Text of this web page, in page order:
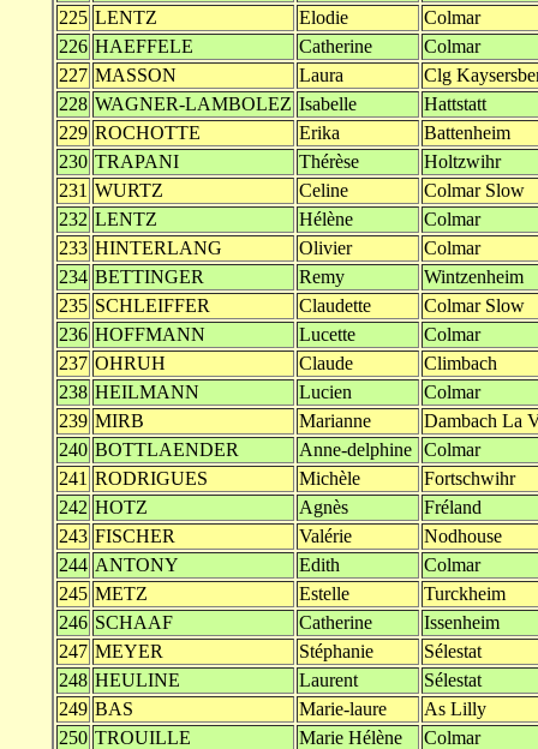
225 LENTZ Elodie
Colmar
226 HAEFFELE Catherine
Colmar
227 MASSON Laura
Clg
228 WAGNER-LAMBOLEZ Isabelle
Hattstatt
229 ROCHOTTE Erika
Battenheim
230 TRAPANI Thérèse
Holtzwihr
231 WURTZ Celine
Colmar Slow
232 LENTZ Hélène
Colmar
233 HINTERLANG Olivier
Colmar
234 BETTINGER Remy
Wintzenheim
235 SCHLEIFFER Claudette
Colmar Slow
236 HOFFMANN Lucette
Colmar
237 OHRUH Claude
Climbach
238 HEILMANN Lucien
Colmar
239 MIRB Marianne
Dambach La
240 BOTTLAENDER Anne-delphine Colmar
241 RODRIGUES Michèle
Fortschwihr
242 HOTZ Agnès
Fréland
243 FISCHER Valérie
Nodhouse
244 ANTONY Edith
Colmar
245 METZ Estelle
Turckheim
246 SCHAAF Catherine
Issenheim
247 MEYER Stéphanie
Sélestat
248 HEULINE Laurent
Sélestat
249 BAS Marie-laure
As Lilly
250 TROUILLE Marie Hélène
Colmar